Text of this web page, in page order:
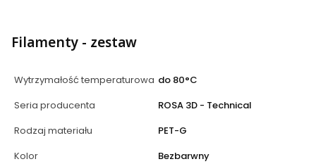
Filamenty - zestaw
Wytrzymałość temperaturowa do 80°C
Seria producenta
ROSA 3D - Technical
Rodzaj materiału
PET-G
Kolor
Bezbarwny